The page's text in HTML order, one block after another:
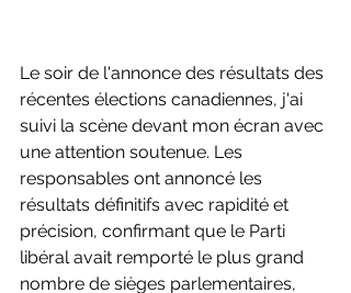
Le soir de l'annonce des résultats des
récentes élections canadiennes, j'ai
suivi la scène devant mon écran avec
une attention soutenue. Les
responsables ont annoncé les
résultats définitifs avec rapidité et
précision, confirmant que le Parti
libéral avait remporté le plus grand
nombre de sièges parlementaires,